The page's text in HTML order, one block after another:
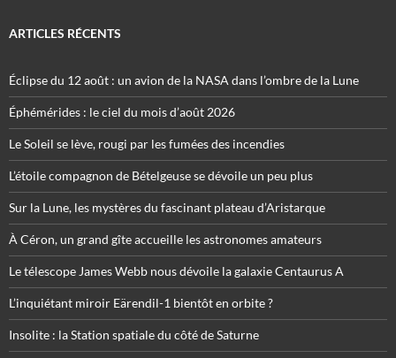
ARTICLES RÉCENTS
Éclipse du 12 août : un avion de la NASA dans l’ombre de la Lune
Éphémérides : le ciel du mois d’août 2026
Le Soleil se lève, rougi par les fumées des incendies
L’étoile compagnon de Bételgeuse se dévoile un peu plus
Sur la Lune, les mystères du fascinant plateau d’Aristarque
À Céron, un grand gîte accueille les astronomes amateurs
Le télescope James Webb nous dévoile la galaxie Centaurus A
L’inquiétant miroir Eärendil-1 bientôt en orbite ?
Insolite : la Station spatiale du côté de Saturne